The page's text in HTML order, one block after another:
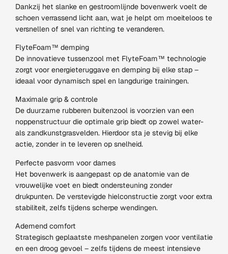
Dankzij het slanke en gestroomlijnde bovenwerk voelt de
schoen verrassend licht aan, wat je helpt om moeiteloos te
versnellen of snel van richting te veranderen.
FlyteFoam™ demping
De innovatieve tussenzool met FlyteFoam™ technologie
zorgt voor energieteruggave en demping bij elke stap –
ideaal voor dynamisch spel en langdurige trainingen.
Maximale grip & controle
De duurzame rubberen buitenzool is voorzien van een
noppenstructuur die optimale grip biedt op zowel water-
als zandkunstgrasvelden. Hierdoor sta je stevig bij elke
actie, zonder in te leveren op snelheid.
Perfecte pasvorm voor dames
Het bovenwerk is aangepast op de anatomie van de
vrouwelijke voet en biedt ondersteuning zonder
drukpunten. De verstevigde hielconstructie zorgt voor extra
stabiliteit, zelfs tijdens scherpe wendingen.
Ademend comfort
Strategisch geplaatste meshpanelen zorgen voor ventilatie
en een droog gevoel – zelfs tijdens de meest intensieve